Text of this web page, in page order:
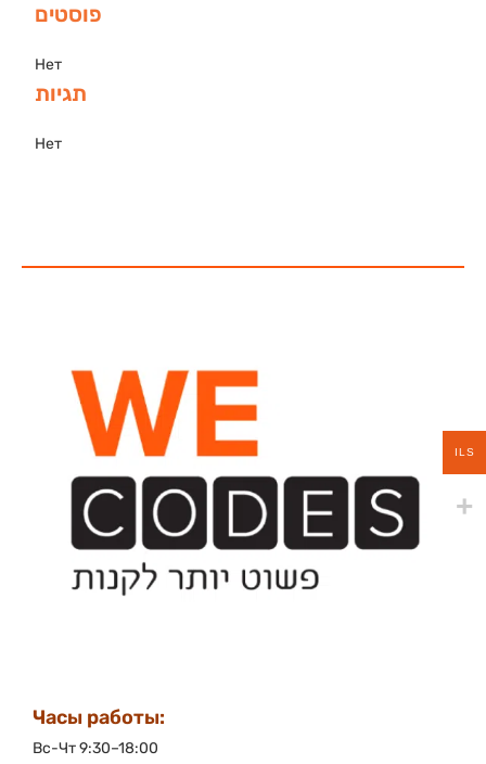
פוסטים
Нет
תגיות
Нет
Часы работы:
Вс-Чт 9:30–18:00
ILS